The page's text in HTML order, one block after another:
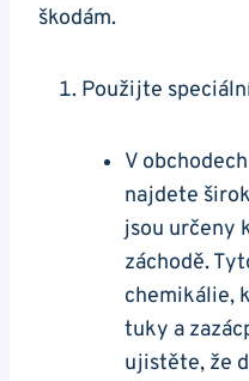
škodám.
Použijte
V
najdete⁣
jsou určeny
záchodě.
chemikálie,
tuky a
ujistěte, že